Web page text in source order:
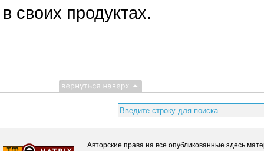
в своих продуктах.
Авторские права на все опубликованные здесь